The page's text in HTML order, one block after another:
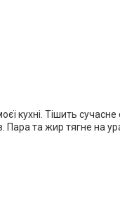
кухні. Тішить сучасне
Пара та жир тягне на